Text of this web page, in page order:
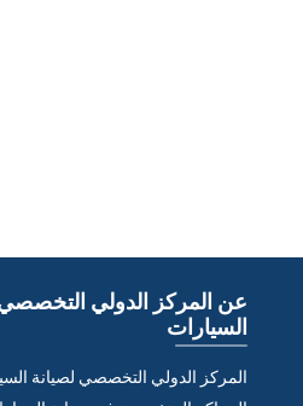
عن المركز الدولي التخصصي
السيارات
المركز الدولي التخصصي لصيانة